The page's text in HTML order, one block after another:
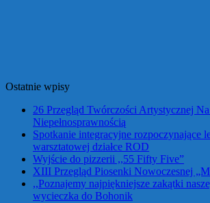
Ostatnie wpisy
26 Przegląd Twórczości Artystycznej
Niepełnosprawnością
Spotkanie integracyjne rozpoczynające
warsztatowej działce ROD
Wyjście do pizzerii ,,55 Fifty Five”
XIII Przegląd Piosenki Nowoczesnej
,,Poznajemy najpiękniejsze zakątki
wycieczka do Bohonik